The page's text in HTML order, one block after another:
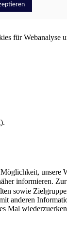
für Webanalyse
informieren.
sowie
anderen
Mal